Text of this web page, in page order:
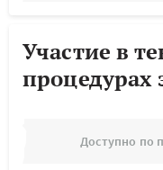
Участие в
процедурах
Доступно по